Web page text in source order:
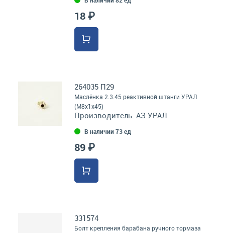
18 ₽
264035 П29
Маслёнка 2.3.45 реактивной штанги УРАЛ
(М8х1х45)
Производитель: АЗ УРАЛ
В наличии 73 ед
89 ₽
331574
Болт крепления барабана ручного тормаза